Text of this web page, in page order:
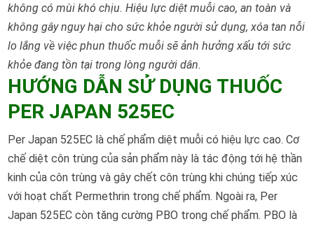
không có mùi khó chịu. Hiệu lực diệt muỗi cao, an toàn và
không gây nguy hại cho sức khỏe người sử dụng, xóa tan nỗi
lo lắng về việc phun thuốc muỗi sẽ ảnh hưởng xấu tới sức
khỏe đang tồn tại trong lòng người dân.
HƯỚNG DẪN SỬ DỤNG THUỐC
PER JAPAN 525EC
Per Japan 525EC là chế phẩm diệt muỗi có hiệu lực cao. Cơ
chế diệt côn trùng của sản phẩm này là tác động tới hệ thần
kinh của côn trùng và gây chết côn trùng khi chúng tiếp xúc
với hoạt chất Permethrin trong chế phẩm. Ngoài ra, Per
Japan 525EC còn tăng cường PBO trong chế phẩm. PBO là